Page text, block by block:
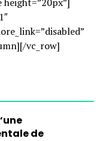
vc_row]
de